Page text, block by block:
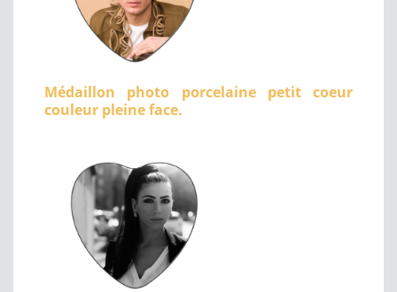
Médaillon photo porcelaine petit coeur
couleur pleine face.